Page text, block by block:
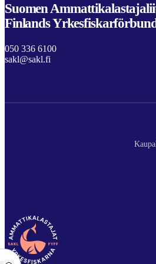
Suomen
Finlands
050 336 6100
sakl@sakl.fi